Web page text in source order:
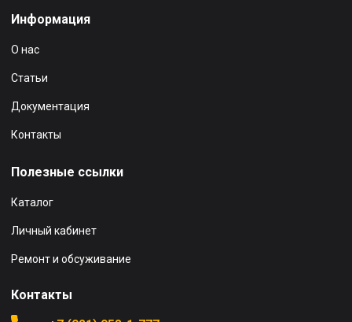
Информация
О нас
Статьи
Документация
Контакты
Полезные ссылки
Каталог
Личный кабинет
Ремонт и обсуживание
Контакты